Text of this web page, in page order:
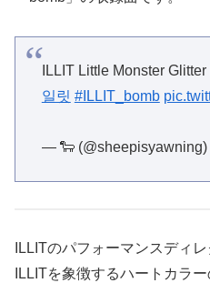
ILLIT Little Monster
일릿 #ILLIT_bomb
— 🐑 (@sheepisyawning)
ILLITのパフォーマンスディ
ILLITを象徴するハートカラ